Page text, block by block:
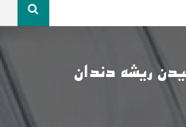
ریشه دندان